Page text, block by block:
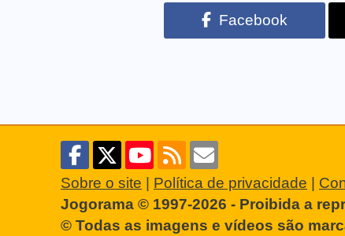
Facebook
Sobre o site Política de privacidade
Jogorama © 1997-2026 - Proibida a
© Todas as imagens e vídeos são